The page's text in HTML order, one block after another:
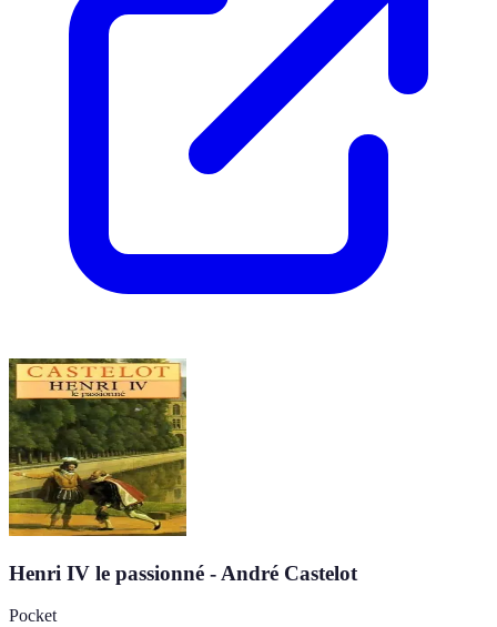
Henri IV le passionné - André Castelot
Pocket